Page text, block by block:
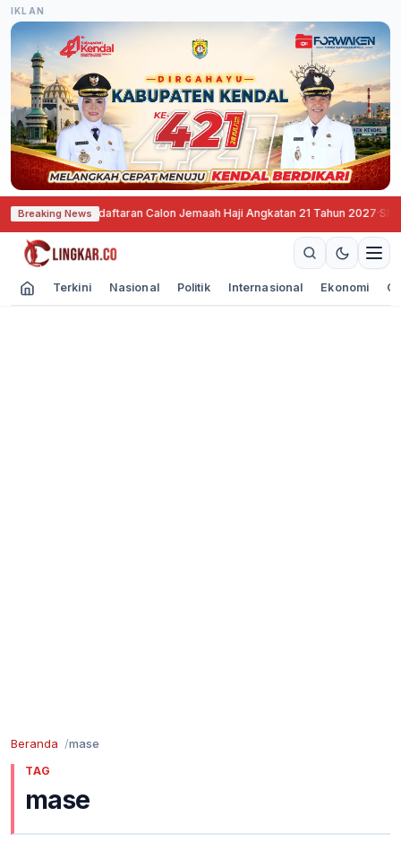
IKLAN
Breaking News
Buka Pendaftaran Calon Jemaah Haji Angkatan 21 Tahun 2027·SNEX
Terkini Nasional Politik Internasional Ekonomi
Beranda mase
TAG
mase